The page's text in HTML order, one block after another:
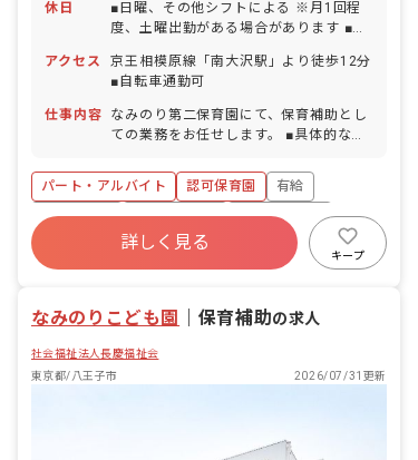
休日
■日曜、その他シフトによる ※月1回程
度、土曜出勤がある場合があります ■祝
1/3） ■産前産後・育児休暇（育児休暇
の取得実績あり） ■介護・看護休暇（看
護休暇の取得実績あり）
アクセス
京王相模原線「南大沢駅」より徒歩12分
■自転車通勤可
仕事内容
なみのり第二保育園にて、保育補助とし
ての業務をお任せします。 ■具体的な業
食、おやつの食事介助 ・おむつ交換 ・
清掃 ・連絡手帳の記入
パート・アルバイト 認可保育園
有給
残業少なめ
昇給昇進あり
産休育休制度
社会福祉法人
車通勤可
詳しく見る
キープ
なみのりこども園 保育補助の求人
社会福祉法人長慶福祉会
東京都/八王子市
2026/07/31更新